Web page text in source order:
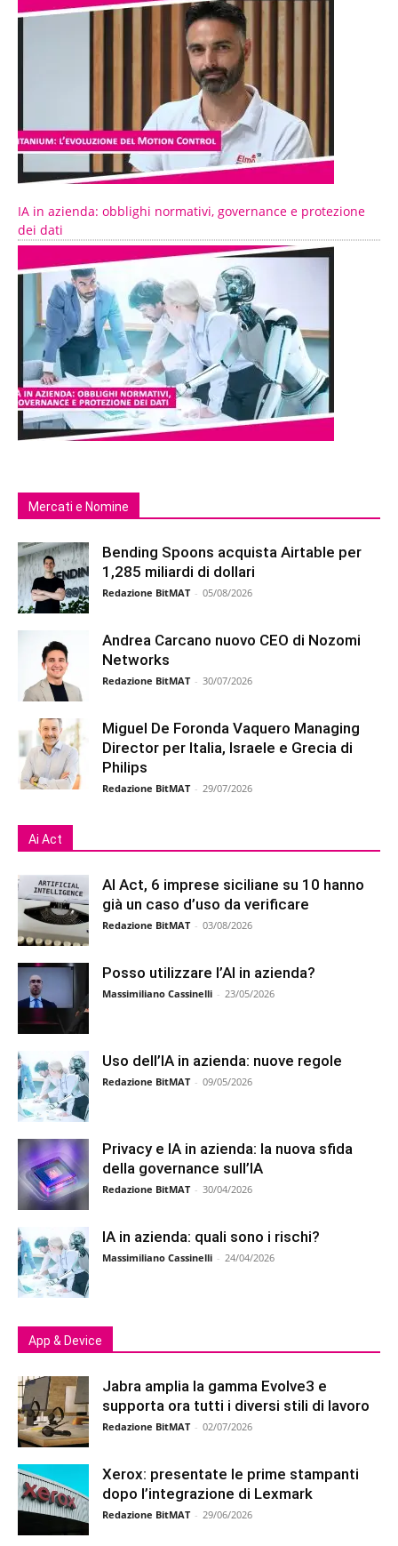
IA in azienda: obblighi normativi, governance e protezione
dei dati
Mercati e Nomine
Bending Spoons acquista Airtable per
1,285 miliardi di dollari
Redazione BitMAT - 05/08/2026
Andrea Carcano nuovo CEO di Nozomi
Networks
Redazione BitMAT - 30/07/2026
Miguel De Foronda Vaquero Managing
Director per Italia, Israele e Grecia di
Philips
Redazione BitMAT - 29/07/2026
Ai Act
AI Act, 6 imprese siciliane su 10 hanno
già un caso d’uso da verificare
Redazione BitMAT - 03/08/2026
Posso utilizzare l’AI in azienda?
Massimiliano Cassinelli - 23/05/2026
Uso dell’IA in azienda: nuove regole
Redazione BitMAT - 09/05/2026
Privacy e IA in azienda: la nuova sfida
della governance sull’IA
Redazione BitMAT - 30/04/2026
IA in azienda: quali sono i rischi?
Massimiliano Cassinelli - 24/04/2026
App & Device
Jabra amplia la gamma Evolve3 e
supporta ora tutti i diversi stili di lavoro
Redazione BitMAT - 02/07/2026
Xerox: presentate le prime stampanti
dopo l’integrazione di Lexmark
Redazione BitMAT - 29/06/2026